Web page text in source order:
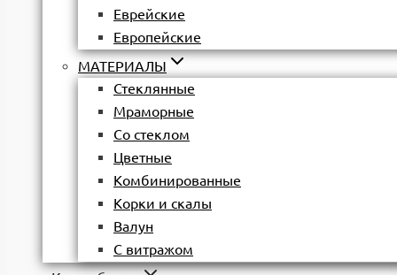
Еврейские
Европейские
МАТЕРИАЛЫ
Стеклянные
Мраморные
Со стеклом
Цветные
Комбинированные
Корки и скалы
Валун
С витражом